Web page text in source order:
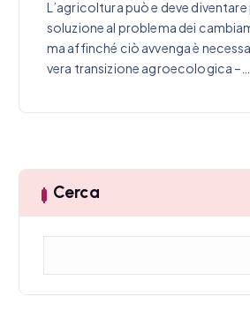
L’agricoltura può e deve diventare
soluzione al problema dei
ma affinché ciò avvenga è
vera transizione agroecologica –…
Cerca